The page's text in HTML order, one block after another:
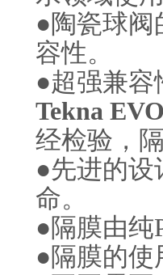
●陶瓷球阀
容性。
●超强兼容
Tekna
经检验，
●先进的设
命。
●隔膜由纯
●隔膜的